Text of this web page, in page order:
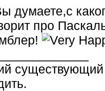
думаете,с
про